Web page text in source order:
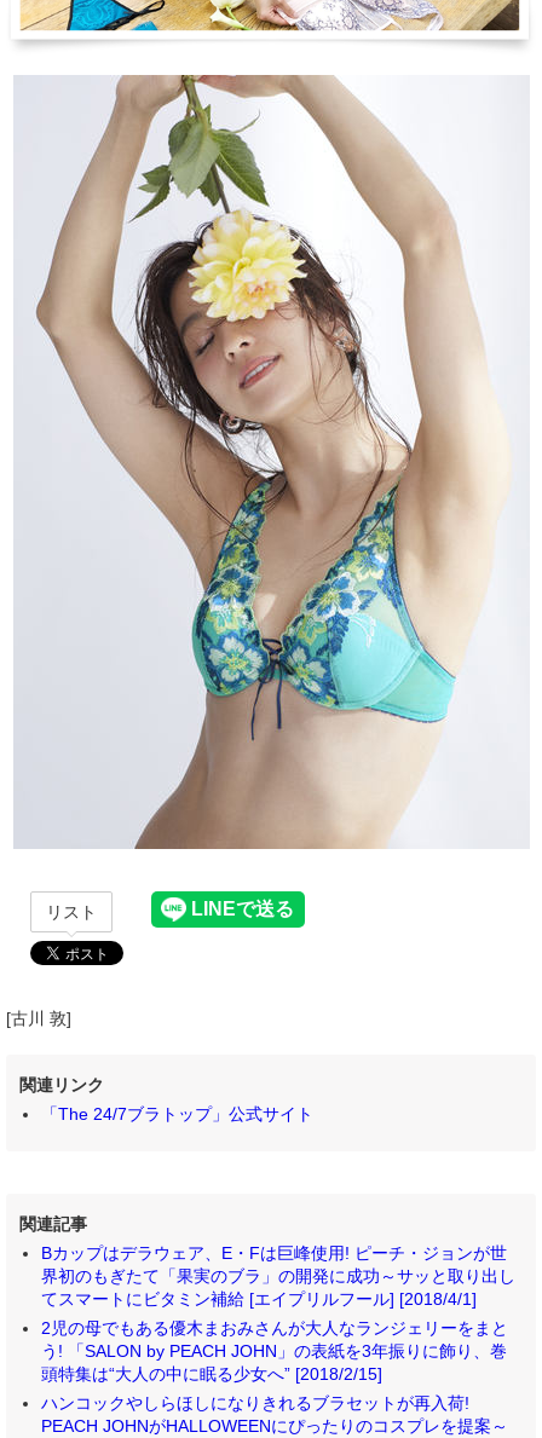
リスト
[古川 敦]
関連リンク
「The 24/7ブラトップ」公式サイト
関連記事
Bカップはデラウェア、E・Fは巨峰使用! ピーチ・ジョンが世
界初のもぎたて「果実のブラ」の開発に成功～サッと取り出し
てスマートにビタミン補給 [エイプリルフール] [2018/4/1]
2児の母でもある優木まおみさんが大人なランジェリーをまと
う! 「SALON by PEACH JOHN」の表紙を3年振りに飾り、巻
頭特集は“大人の中に眠る少女へ” [2018/2/15]
ハンコックやしらほしになりきれるブラセットが再入荷!
PEACH JOHNがHALLOWEENにぴったりのコスプレを提案～